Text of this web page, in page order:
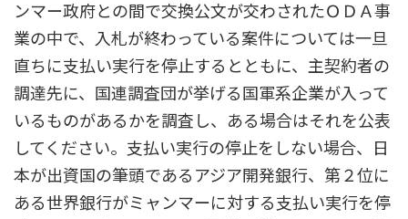
ンマー政府との間で交換公文が交わされたＯＤＡ事
業の中で、入札が終わっている案件については一旦
直ちに支払い実行を停止するとともに、主契約者の
調達先に、国連調査団が挙げる国軍系企業が入って
いるものがあるかを調査し、ある場合はそれを公表
してください。支払い実行の停止をしない場合、日
本が出資国の筆頭であるアジア開発銀行、第２位に
ある世界銀行がミャンマーに対する支払い実行を停